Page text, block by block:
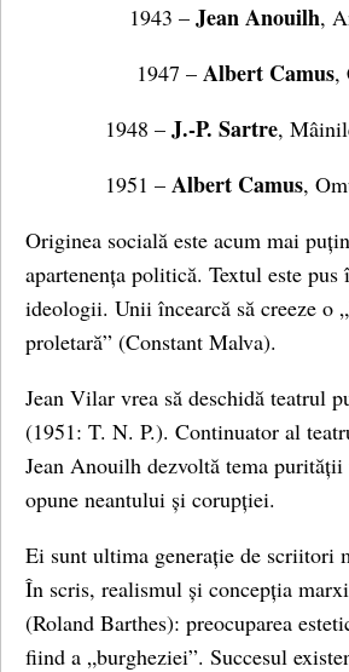
1943 – Jean Anouilh,
1947 – Albert Camus,
1948 – J.-P. Sartre,
1951 – Albert Camus,
Originea socială este acum mai
apartenența politică. Textul este
ideologii. Unii încearcă să creeze o
proletară” (Constant Malva).
Jean Vilar vrea să deschidă teatrul
(1951: T. N. P.). Continuator al
Jean Anouilh dezvoltă tema purității
opune neantului și corupției.
Ei sunt ultima generație de scriitori
În scris, realismul și concepția
(Roland Barthes): preocuparea
fiind a „burgheziei”. Succesul